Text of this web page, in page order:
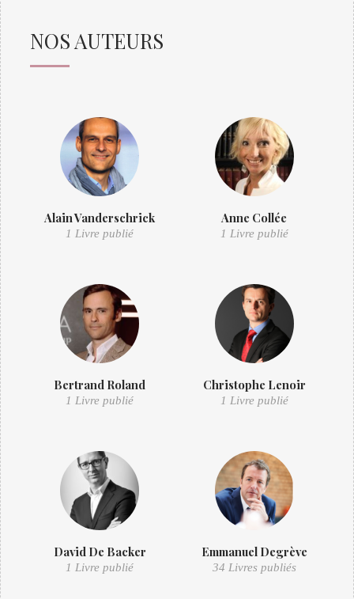
NOS AUTEURS
Alain Vanderschrick
1 Livre publié
Anne Collée
1 Livre publié
Bertrand Roland
1 Livre publié
Christophe Lenoir
1 Livre publié
David De Backer
1 Livre publié
Emmanuel Degrève
34 Livres publiés